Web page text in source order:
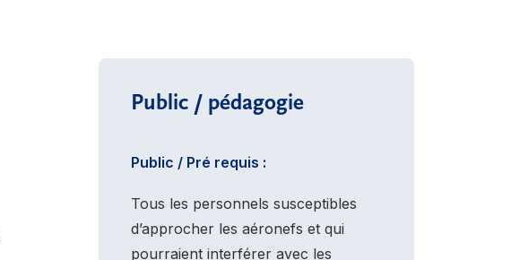
Public / pédagogie
Public / Pré requis :
Tous les personnels susceptibles
d’approcher les aéronefs et qui
pourraient interférer avec les